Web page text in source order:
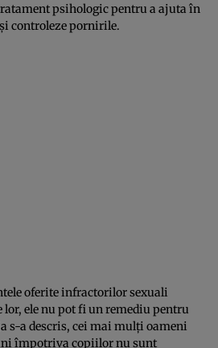
psihologic pentru a ajuta în
controleze pornirile.
oferite infractorilor sexuali
ele nu pot fi un remediu pentru
s-a descris, cei mai mulţi oameni
împotriva copiilor nu sunt